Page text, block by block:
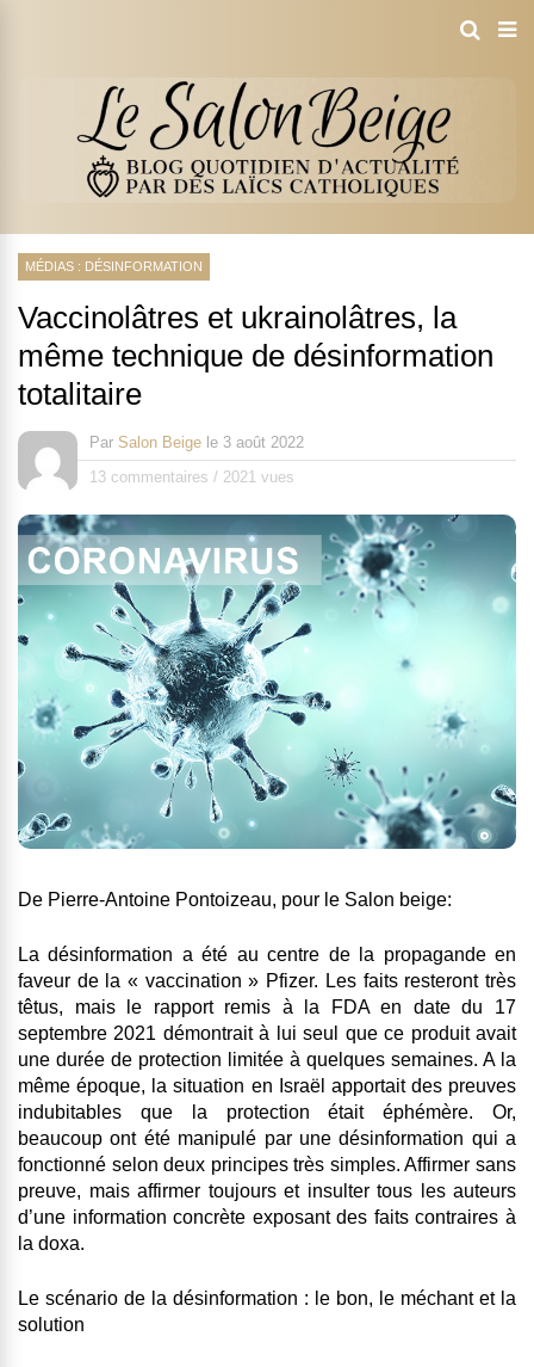
MÉDIAS : DÉSINFORMATION
Vaccinolâtres et ukrainolâtres, la
même technique de désinformation
totalitaire
Par Salon Beige le 3 août 2022
13 commentaires / 2021 vues
De Pierre-Antoine Pontoizeau, pour le Salon beige:
La désinformation a été au centre de la propagande en
faveur de la « vaccination » Pfizer. Les faits resteront très
têtus, mais le rapport remis à la FDA en date du 17
septembre 2021 démontrait à lui seul que ce produit avait
une durée de protection limitée à quelques semaines. A la
même époque, la situation en Israël apportait des preuves
indubitables que la protection était éphémère. Or,
beaucoup ont été manipulé par une désinformation qui a
fonctionné selon deux principes très simples. Affirmer sans
preuve, mais affirmer toujours et insulter tous les auteurs
d’une information concrète exposant des faits contraires à
la doxa.
Le scénario de la désinformation : le bon, le méchant et la
solution